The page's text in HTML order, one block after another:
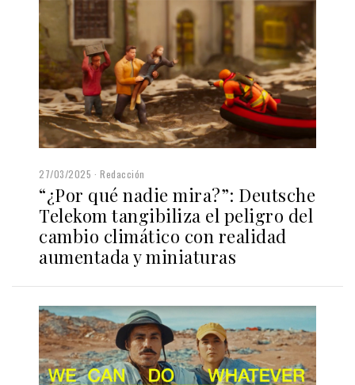
27/03/2025 Redacción
“¿Por qué nadie mira?”: Deutsche
Telekom tangibiliza el peligro del
cambio climático con realidad
aumentada y miniaturas